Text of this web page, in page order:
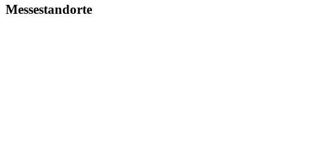
Messestandorte